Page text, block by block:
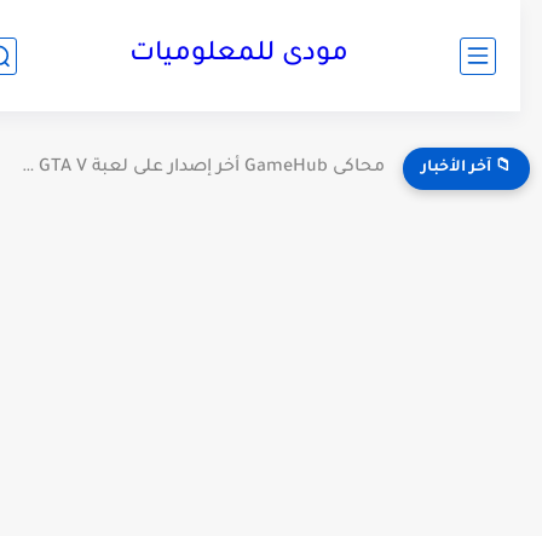
مودى للمعلوميات
📁 آخر الأخبار محاكى GameHub أخر إصدار على لعبة GTA V على الموبايل...